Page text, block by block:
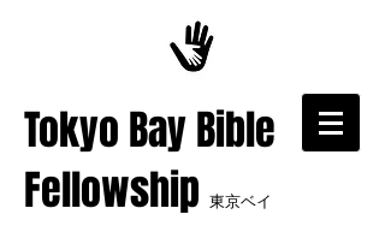
​Tokyo Bay Bible
Fellowship 東京ベイ